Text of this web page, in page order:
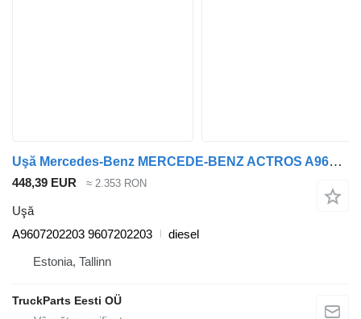
Uşă Mercedes-Benz MERCEDE-BENZ ACTROS A9607202203 pentru cap tractor Mercedes-Benz Antos, Arocs, Actros MP4 (2012-)
448,39 EUR ≈ 2.353 RON
Uşă
A9607202203 9607202203
diesel
Estonia, Tallinn
TruckParts Eesti OÜ